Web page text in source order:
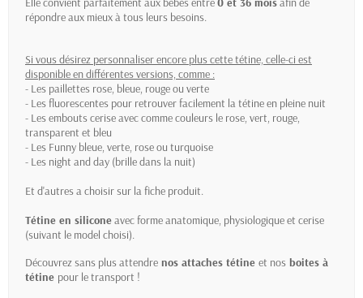
répondre aux mieux à tous leurs besoins.
Si vous désirez personnaliser encore plus cette tétine, celle-ci est
disponible en différentes versions, comme :
- Les paillettes rose, bleue, rouge ou verte
- Les fluorescentes pour retrouver facilement la tétine en pleine nuit
- Les embouts cerise avec comme couleurs le rose, vert, rouge,
transparent et bleu
- Les Funny bleue, verte, rose ou turquoise
- Les night and day (brille dans la nuit)
Et d'autres a choisir sur la fiche produit.
Tétine en siliconeavec forme anatomique, physiologique et cerise
(suivant le model choisi).
Découvrez sans plus attendre nos attaches tétine et nos boites à
tétine pour le transport !